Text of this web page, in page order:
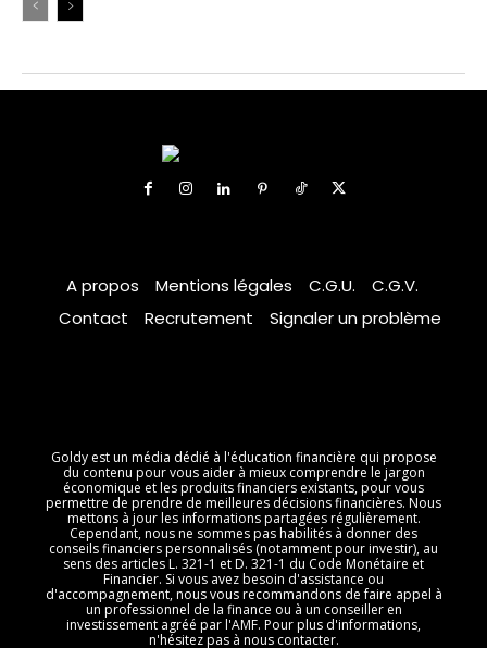
A propos Mentions légales C.G.U.
C.G.V.
Contact
Recrutement Signaler un problème
Goldy est un média dédié à l'éducation financière qui propose
du contenu pour vous aider à mieux comprendre le jargon
économique et les produits financiers existants, pour vous
permettre de prendre de meilleures décisions financières. Nous
mettons à jour les informations partagées régulièrement.
Cependant, nous ne sommes pas habilités à donner des
conseils financiers personnalisés (notamment pour investir), au
sens des articles L. 321-1 et D. 321-1 du Code Monétaire et
Financier. Si vous avez besoin d'assistance ou
d'accompagnement, nous vous recommandons de faire appel à
un professionnel de la finance ou à un conseiller en
investissement agréé par l'AMF. Pour plus d'informations,
n'hésitez pas à nous contacter.